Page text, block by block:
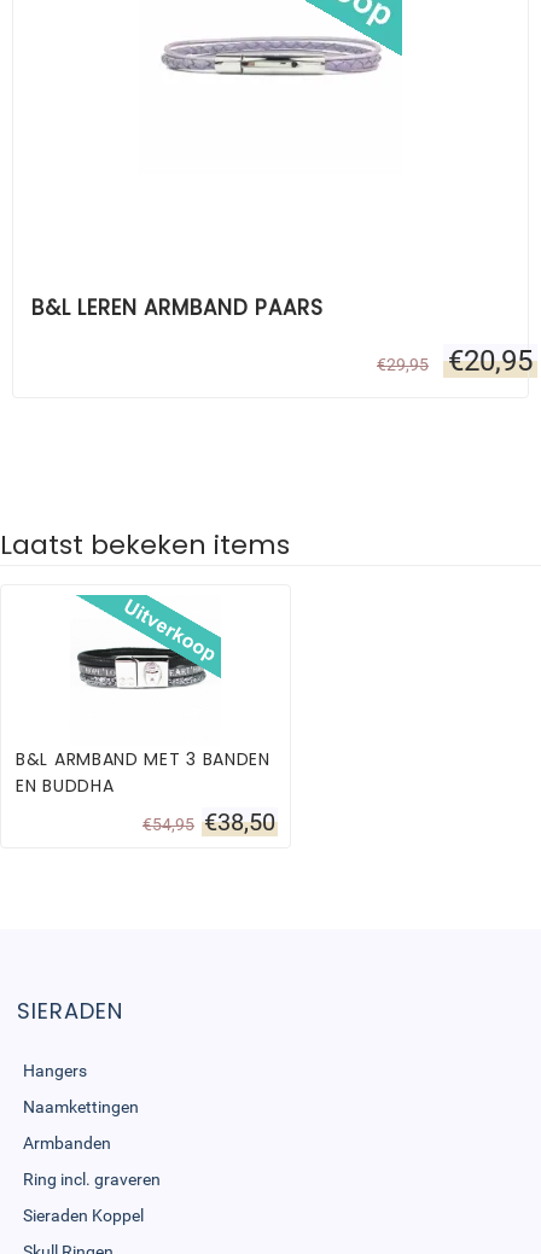
B&L LEREN ARMBAND PAARS
€29,95 €20,95
Laatst bekeken items
B&L ARMBAND MET 3 BANDEN
EN BUDDHA
€54,95 €38,50
SIERADEN
Hangers
Naamkettingen
Armbanden
Ring incl. graveren
Sieraden Koppel